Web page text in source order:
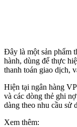
Đây là một sản phẩm
hành, dùng để thực
thanh toán giao dịch,
Hiện tại ngân hàng
và các dòng thẻ ghi
dàng theo nhu cầu sử
Xem thêm: